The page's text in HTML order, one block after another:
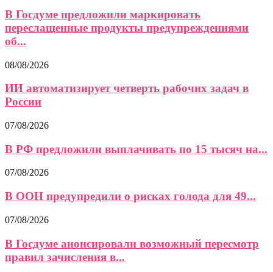
В Госдуме предложили маркировать
переслащенные продукты предупреждениями
об...
08/08/2026
ИИ автоматизирует четверть рабочих задач в
России
07/08/2026
В РФ предложили выплачивать по 15 тысяч на...
07/08/2026
В ООН предупредили о рисках голода для 49...
07/08/2026
В Госдуме анонсировали возможный пересмотр
правил зачисления в...